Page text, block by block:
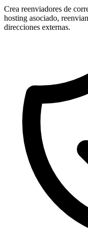
Crea reenviadores de
hosting asociado,
direcciones externas.